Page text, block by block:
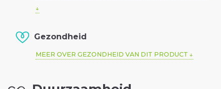
Gezondheid
MEER OVER GEZONDHEID VAN DIT PRODUCT